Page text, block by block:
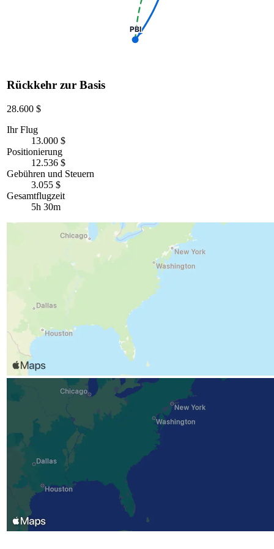
PBI
Rückkehr zur Basis
28.600 $
Ihr Flug
13.000 $
Positionierung
12.536 $
Gebühren und Steuern
3.055 $
Gesamtflugzeit
5h 30m